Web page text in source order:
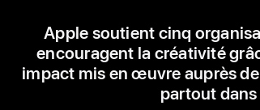
Apple soutient cinq
encouragent la créativité
impact mis en œuvre auprès
partout